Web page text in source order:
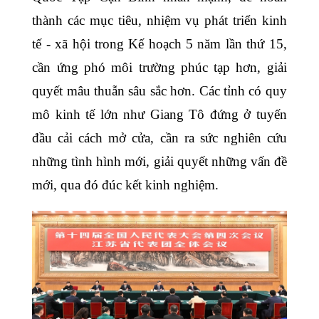
thành các mục tiêu, nhiệm vụ phát triển kinh
tế - xã hội trong Kế hoạch 5 năm lần thứ 15,
cần ứng phó môi trường phúc tạp hơn, giải
quyết mâu thuẫn sâu sắc hơn. Các tỉnh có quy
mô kinh tế lớn như Giang Tô đứng ở tuyến
đầu cải cách mở cửa, cần ra sức nghiên cứu
những tình hình mới, giải quyết những vấn đề
mới, qua đó đúc kết kinh nghiệm.